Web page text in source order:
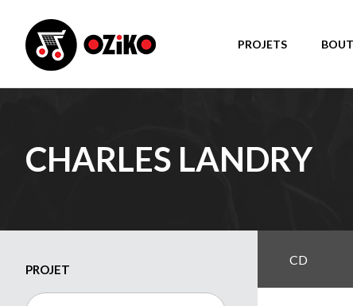
PROJETS
CHARLES LANDRY
PROJET
CD